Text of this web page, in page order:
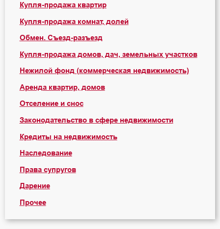
Купля-продажа квартир
Купля-продажа комнат, долей
Обмен. Съезд-разъезд
Купля-продажа домов, дач, земельных участков
Нежилой фонд (коммерческая недвижимость)
Аренда квартир, домов
Отселение и снос
Законодательство в сфере недвижимости
Кредиты на недвижимость
Наследование
Права супругов
Дарение
Прочее